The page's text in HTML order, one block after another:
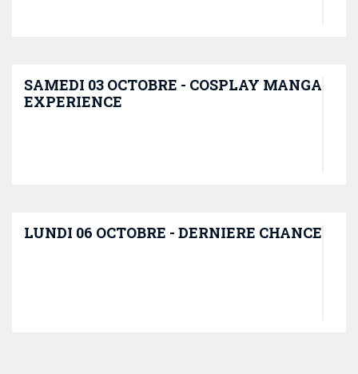
SAMEDI 03 OCTOBRE - COSPLAY MANGA
EXPERIENCE
LUNDI 06 OCTOBRE - DERNIERE CHANCE